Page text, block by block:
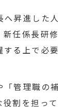
昇進した
任係長研
る上で必
管理職の
割を担っ